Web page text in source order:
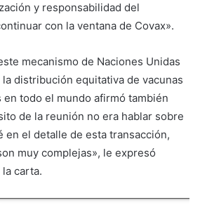
y responsabilidad del
con la ventana de Covax».
mecanismo de Naciones Unidas
distribución equitativa de vacunas
todo el mundo afirmó también
de la reunión no era hablar sobre
en el detalle de esta transacción,
muy complejas», le expresó
carta.